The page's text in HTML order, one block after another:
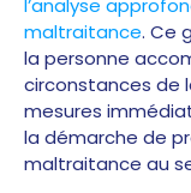
l’analyse
maltraitance. Ce
la personne
circonstances de
mesures
la démarche de
maltraitance au